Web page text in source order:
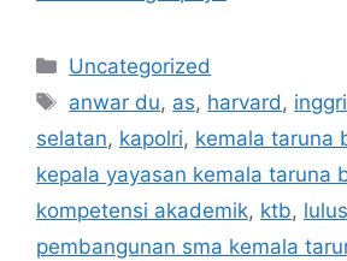
Kategori
Uncategorized
Tag
anwar du, as, harvard,
selatan, kapolri, kemala taruna
kepala yayasan kemala taruna
kompetensi akademik, ktb,
pembangunan sma kemala